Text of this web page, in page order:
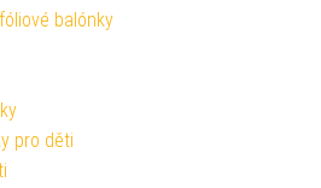
balónky
pro děti